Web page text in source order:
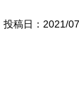
投稿日：2021/